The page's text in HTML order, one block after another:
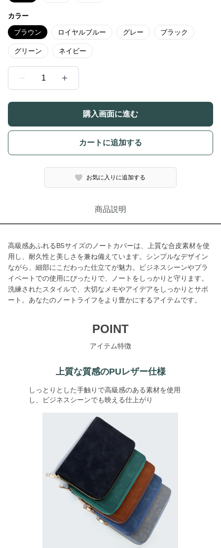
カラー
ブラウン ロイヤルブルー グレー ブラック
グリーン ネイビー
1
購入画面に進む
カートに追加する
お気に入りに追加する
商品説明
高級感あふれるB5サイズのノートカバーは、上質な合皮素材を使
用し、耐久性と美しさを兼ね備えています。シンプルなデザイン
ながら、細部にこだわった仕立てが魅力。ビジネスシーンやプラ
イベートでの使用にぴったりで、ノートをしっかりと守ります。
洗練されたスタイルで、大切なメモやアイデアをしっかりとサポ
ート。あなたのノートライフをより豊かにするアイテムです。
POINT
アイテム特徴
上質な質感のPUレザー仕様
しっとりとした手触りで高級感のある素材を使用
し、ビジネスシーンでも映える仕上がり